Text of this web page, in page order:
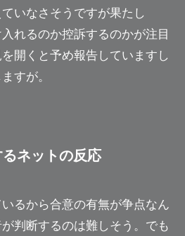
いなさそうですが果たし
れるのか控訴するのかが注目
開くと予め報告していますし
すが。
ネットの反応
るから合意の有無が争点なん
判断するのは難しそう。 でも